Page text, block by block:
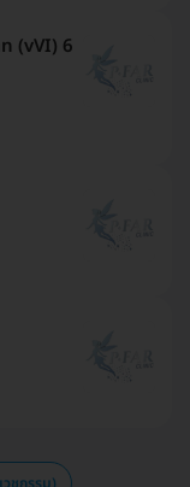
(vVI) 6